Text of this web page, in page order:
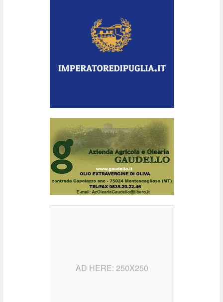
AD HERE: 250X250